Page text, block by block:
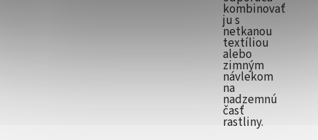
kombinovať
ju s
netkanou
textíliou
alebo
zimným
návlekom
na
nadzemnú
časť
rastliny.